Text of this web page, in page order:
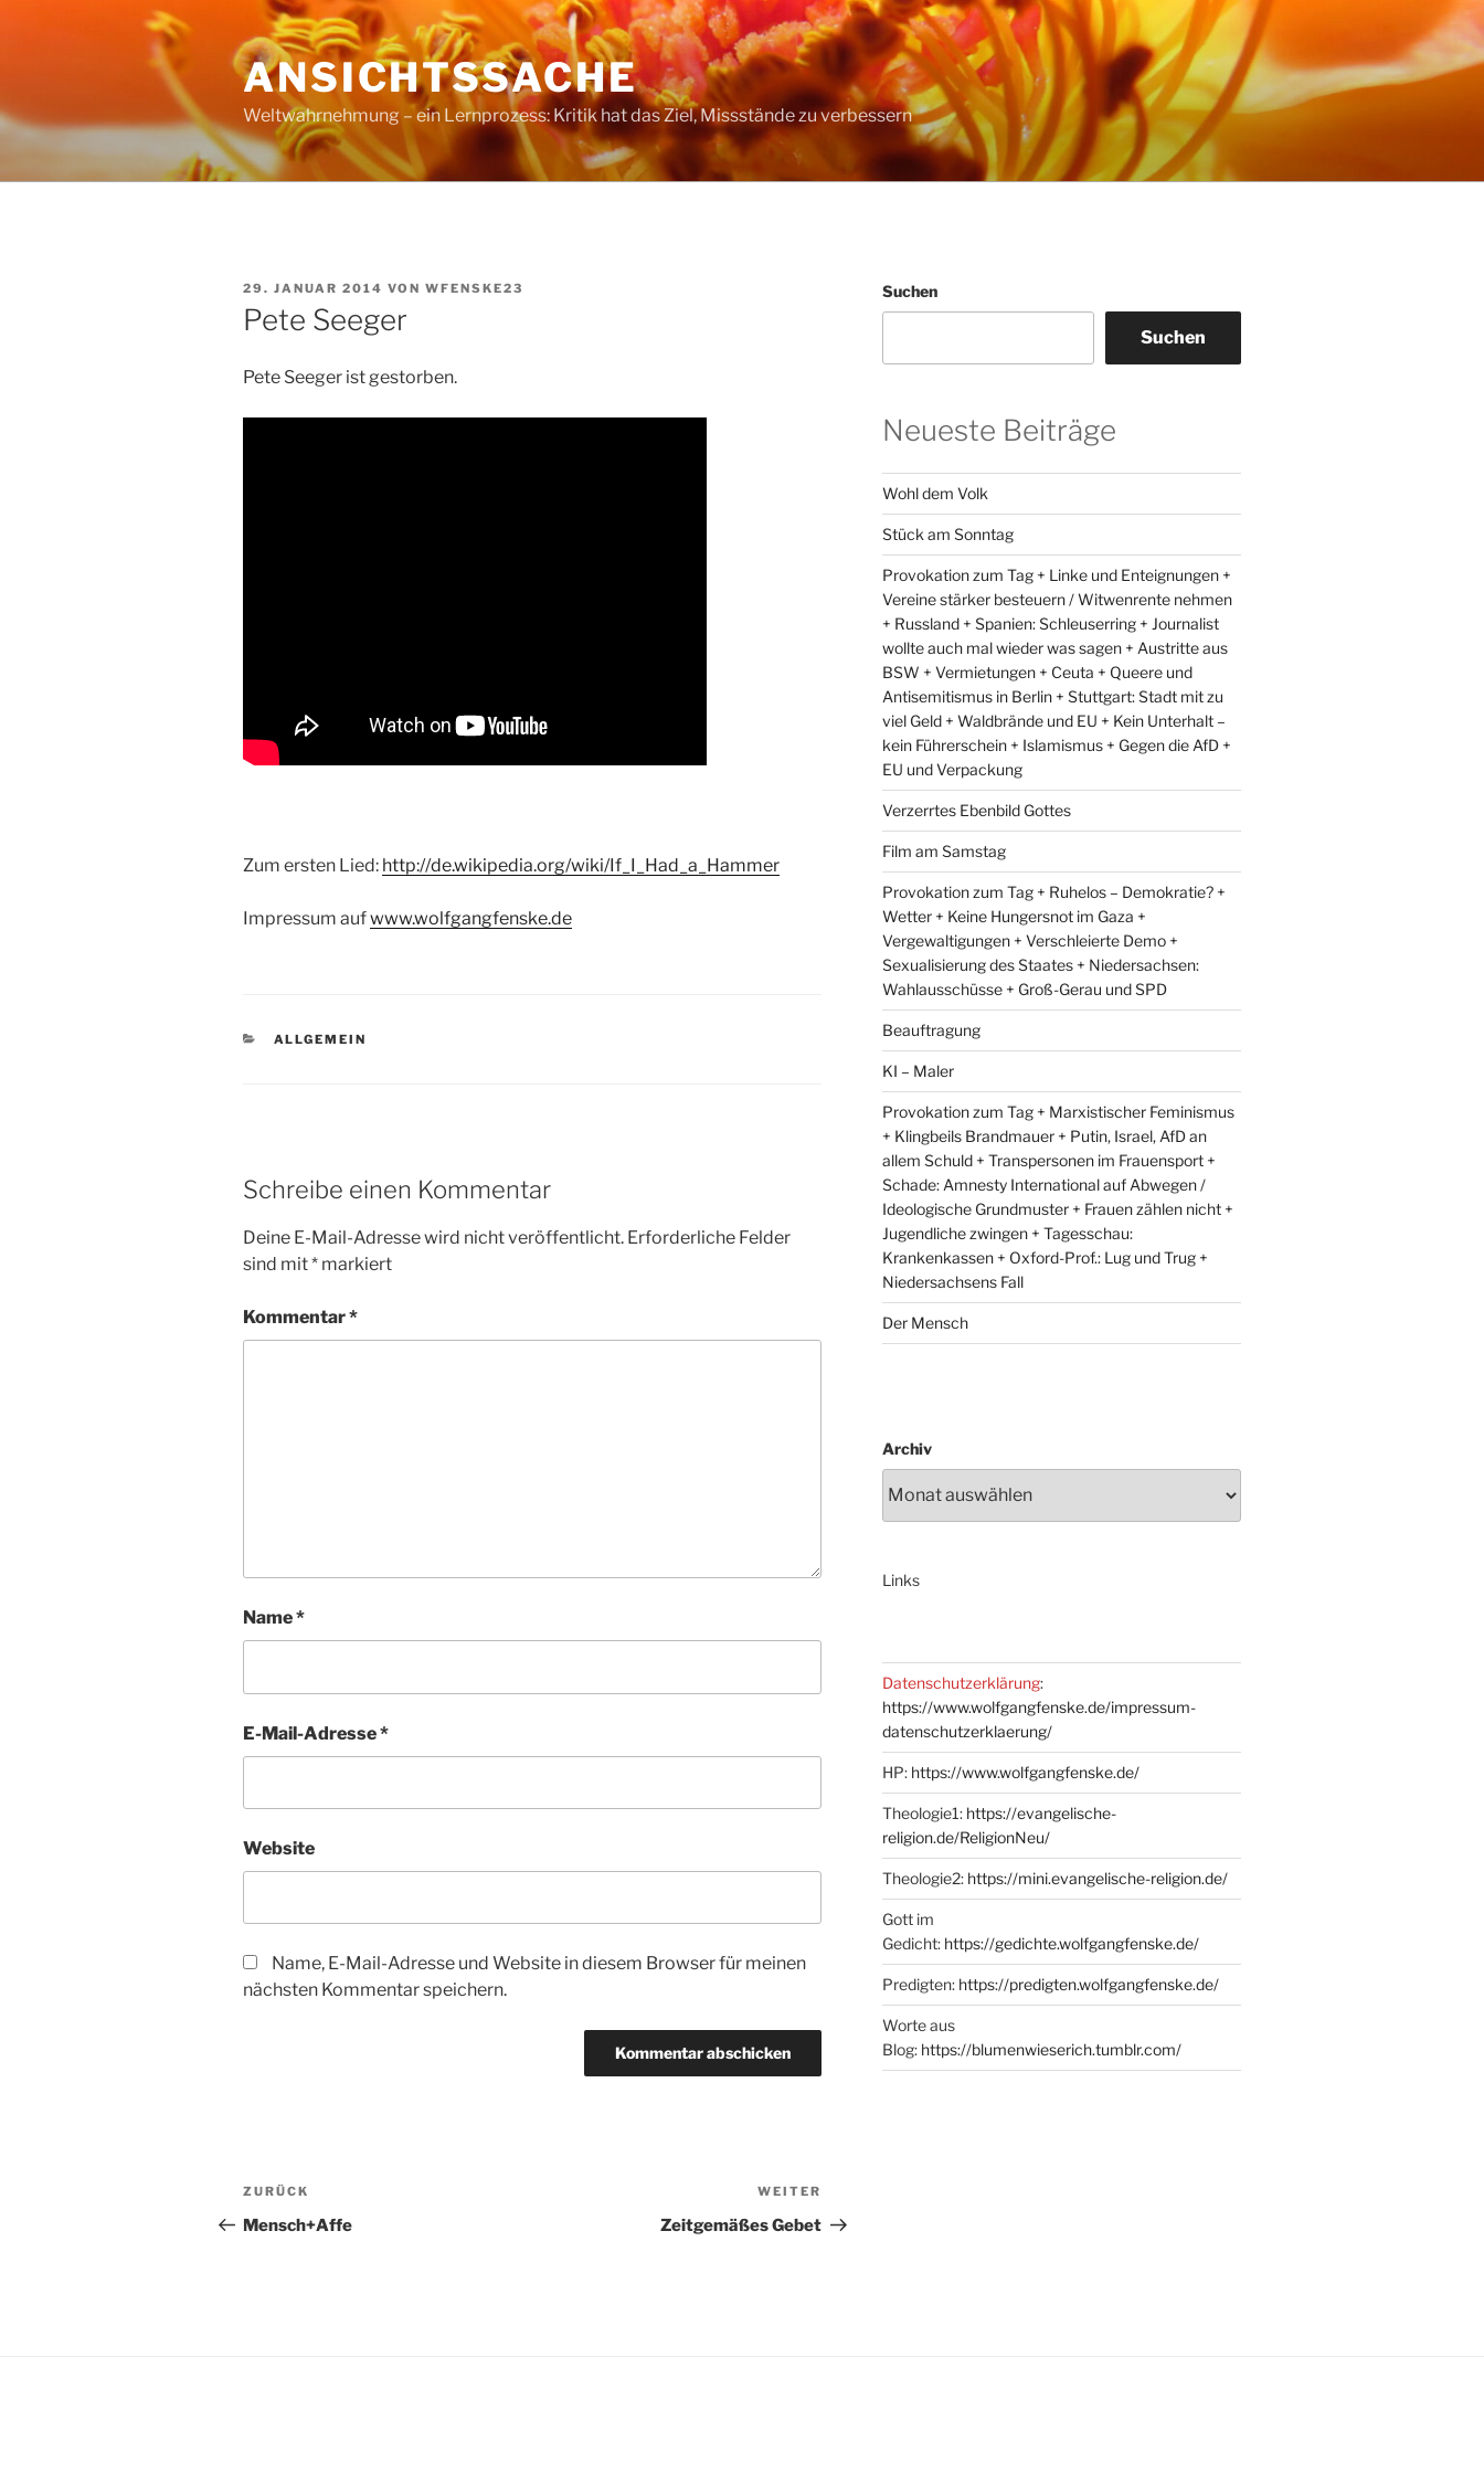
ANSICHTSSACHE
Weltwahrnehmung – ein Lernprozess: Kritik hat das Ziel, Missstände zu verbessern
VERÖFFENTLICHT
AM
29. JANUAR 2014 VON WFENSKE23
Pete Seeger
Pete Seeger ist gestorben.
Zum ersten Lied: http://de.wikipedia.org/wiki/If_I_Had_a_Hammer
Impressum aufwww.wolfgangfenske.de
KATEGORIEN
ALLGEMEIN
Schreibe einen Kommentar
Deine E-Mail-Adresse wird nicht veröffentlicht. Erforderliche Felder
sind mit* markiert
Kommentar*
Name*
E-Mail-Adresse*
Website
Name, E-Mail-Adresse und Website in diesem Browser für meinen
nächsten Kommentar speichern.
Beitragsnavigation
Vorheriger
Beitrag
ZURÜCK
Mensch+Affe
Beitrag
WEITER
Zeitgemäßes Gebet
Suchen
Suchen
Neueste Beiträge
Wohl dem Volk
Stück am Sonntag
Provokation zum Tag + Linke und Enteignungen +
Vereine stärker besteuern / Witwenrente nehmen
+ Russland + Spanien: Schleuserring + Journalist
wollte auch mal wieder was sagen + Austritte aus
BSW + Vermietungen + Ceuta + Queere und
Antisemitismus in Berlin + Stuttgart: Stadt mit zu
viel Geld + Waldbrände und EU + Kein Unterhalt –
kein Führerschein + Islamismus + Gegen die AfD +
EU und Verpackung
Verzerrtes Ebenbild Gottes
Film am Samstag
Provokation zum Tag + Ruhelos – Demokratie? +
Wetter + Keine Hungersnot im Gaza +
Vergewaltigungen + Verschleierte Demo +
Sexualisierung des Staates + Niedersachsen:
Wahlausschüsse + Groß-Gerau und SPD
Beauftragung
KI – Maler
Provokation zum Tag + Marxistischer Feminismus
+ Klingbeils Brandmauer + Putin, Israel, AfD an
allem Schuld + Transpersonen im Frauensport +
Schade: Amnesty International auf Abwegen /
Ideologische Grundmuster + Frauen zählen nicht +
Jugendliche zwingen + Tagesschau:
Krankenkassen + Oxford-Prof.: Lug und Trug +
Niedersachsens Fall
Der Mensch
Archiv
Links
Datenschutzerklärung:
https://www.wolfgangfenske.de/impressum-
datenschutzerklaerung/
HP: https://www.wolfgangfenske.de/
Theologie1: https://evangelische-
religion.de/ReligionNeu/
Theologie2: https://mini.evangelische-religion.de/
Gott im
Gedicht: https://gedichte.wolfgangfenske.de/
Predigten: https://predigten.wolfgangfenske.de/
Worte aus
Blog: https://blumenwieserich.tumblr.com/